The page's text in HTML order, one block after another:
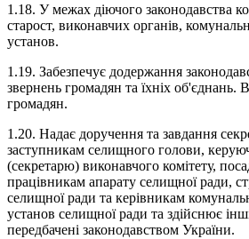
1.18. У межах діючого законодавства
старост, виконавчих органів,
установ.
1.19. Забезпечує додержання
звернень громадян та їхніх
громадян.
1.20. Надає доручення та завдання
заступникам селищного голови,
(секретарю) виконавчого комітету,
працівникам апарату селищної ради,
селищної ради та керівникам
установ селищної ради та здійснює
передбачені законодавством України.